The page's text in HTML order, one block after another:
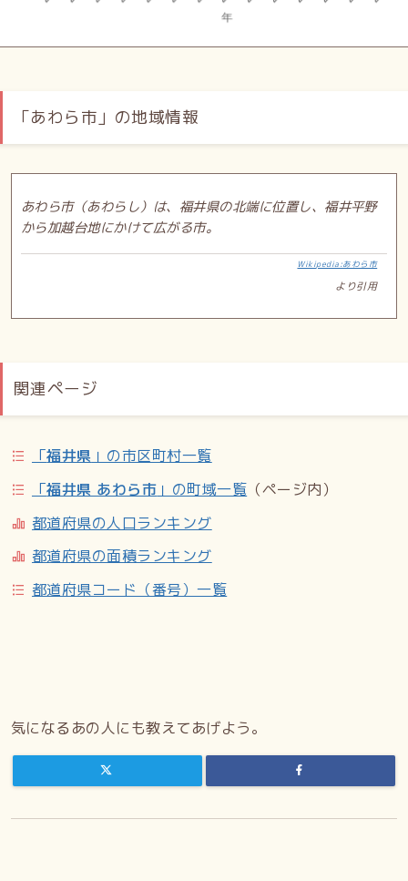
「あわら市」の地域情報
あわら市（あわらし）は、福井県の北端に位置し、福井平野
から加越台地にかけて広がる市。
Wikipedia:あわら市
より引用
関連ページ
「福井県 」の市区町村一覧
「福井県 あわら市 」の町域一覧 （ページ内）
都道府県の人口ランキング
都道府県の面積ランキング
都道府県コード（番号）一覧
気になるあの人にも教えてあげよう。